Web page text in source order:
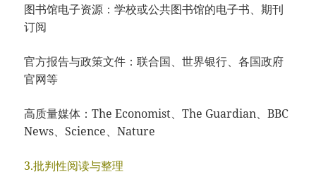
图书馆电子资源：学校或公共图书馆的电子书、期刊
订阅
官方报告与政策文件：联合国、世界银行、各国政府
官网等
高质量媒体：The Economist、The Guardian、BBC
News、Science、Nature
3.批判性阅读与整理